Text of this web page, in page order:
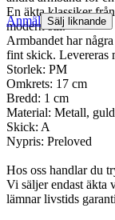
En äkta klassiker
modern stil.
Armbandet har
fint skick. Levereras
Storlek: PM
Omkrets: 17 cm
Bredd: 1 cm
Material: Metall,
Skick: A
Nypris: Preloved
Hos oss handlar du
Vi säljer endast äkta
lämnar livstids
Anmäl Sälj liknande